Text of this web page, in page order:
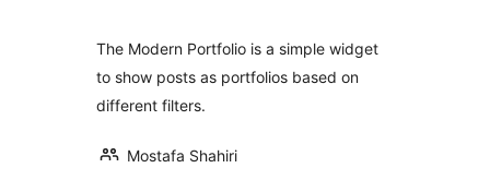
The Modern Portfolio is a simple widget
to show posts as portfolios based on
different filters.
Mostafa Shahiri